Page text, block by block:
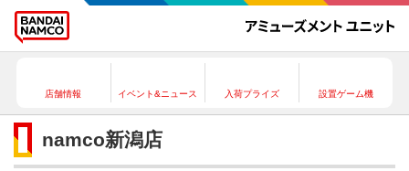
店舗情報 イベント&ニュース 入荷プライズ 設置ゲーム機
namco新潟店